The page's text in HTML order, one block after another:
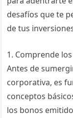
desafíos que te
de tus
1. Comprende
Antes de
corporativa, es
conceptos
los bonos